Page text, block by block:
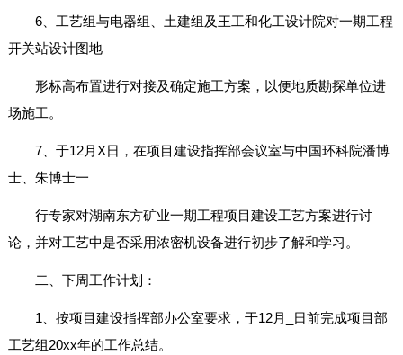
6、工艺组与电器组、土建组及王工和化工设计院对一期工程
开关站设计图地
形标高布置进行对接及确定施工方案，以便地质勘探单位进
场施工。
7、于12月X日，在项目建设指挥部会议室与中国环科院潘博
士、朱博士一
行专家对湖南东方矿业一期工程项目建设工艺方案进行讨
论，并对工艺中是否采用浓密机设备进行初步了解和学习。
二、下周工作计划：
1、按项目建设指挥部办公室要求，于12月_日前完成项目部
工艺组20xx年的工作总结。